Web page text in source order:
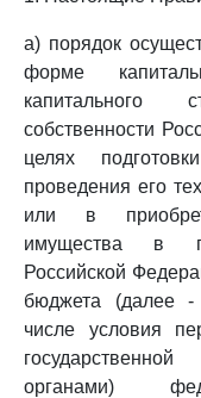
а) порядок
форме
капитального
собственности
целях
проведения его
или в
имущества в
Российской
бюджета (далее
числе условия
органами)